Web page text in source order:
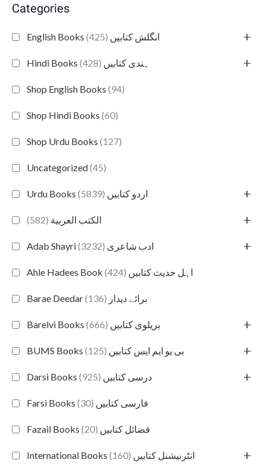
Categories
English Books انگلش کتابیں (425) +
Hindi Books ہندی کتابیں (428) +
Shop English Books (94)
Shop Hindi Books (60)
Shop Urdu Books (127)
Uncategorized(45)
Urdu Books اردو کتابیں (5839) +
الكتب العربية (582) +
Adab Shayri ادب شاعری (3232) +
Ahle Hadees Book اہل حدیث کتابیں (424)
Barae Deedar برائے دیدار (136)
Barelvi Books بریلوی کتابیں (666) +
BUMS Books بی یو ایم ایس کتابیں (125) +
Darsi Books درسی کتابیں (925) +
Farsi Books فارسی کتابیں (30)
Fazail Books فضائل کتابیں (20)
International Books انٹرنیشنل کتابیں (160) +